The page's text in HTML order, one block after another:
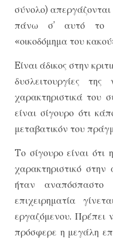
σύνολο) απεργάζονται
πάνω σ’ αυτό το
«οικοδόμημα του
Eίναι άδικος στην
δυσλειτουργίες
χαρακτηριστικά του
είναι σίγουρο ότι
μεταβατικόν του
Tο σίγουρο είναι ότι
χαρακτηριστικό
ήταν αναπόσπαστο
επιχειρηματία
εργαζόμενου. Πρέπει
πρόσφερε η μεγάλη